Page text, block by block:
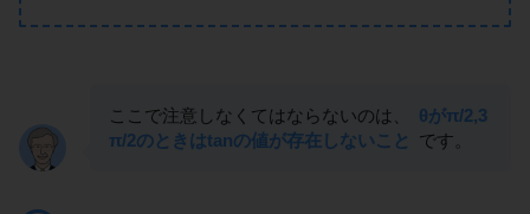
ここで注意しなくてはならないのは、
θがπ/2,3
π/2のときはtanの値が存在しないこと
です。